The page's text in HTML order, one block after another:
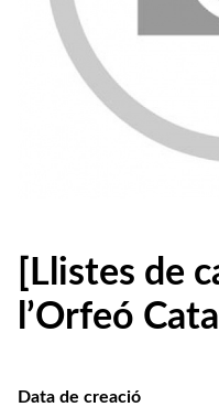
[Llistes de
l’Orfeó
Data de creació